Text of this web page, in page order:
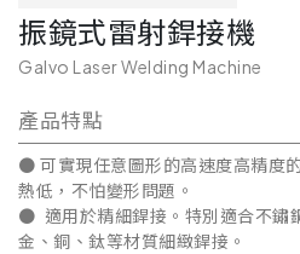
振鏡式雷射銲接機
Galvo Laser Welding Machine
產品特點
● 可實現任意圖形的高速度高精度
熱低，不怕變形問題。
● 適用於精細銲接。特別適合不鏽
金、銅、鈦等材質細緻銲接。